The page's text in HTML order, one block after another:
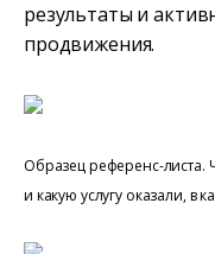
результаты и
продвижения.
Образец референс-листа.
и какую услугу оказали, в